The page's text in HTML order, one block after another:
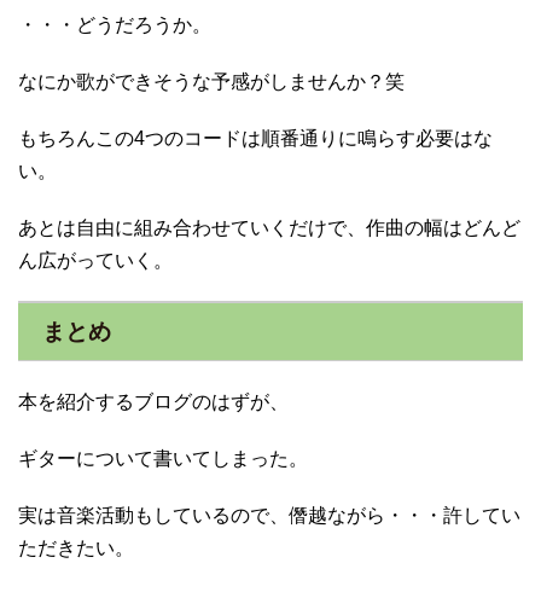
・・・どうだろうか。
なにか歌ができそうな予感がしませんか？笑
もちろんこの4つのコードは順番通りに鳴らす必要はな
い。
あとは自由に組み合わせていくだけで、作曲の幅はどんど
ん広がっていく。
まとめ
本を紹介するブログのはずが、
ギターについて書いてしまった。
実は音楽活動もしているので、僭越ながら・・・許してい
ただきたい。